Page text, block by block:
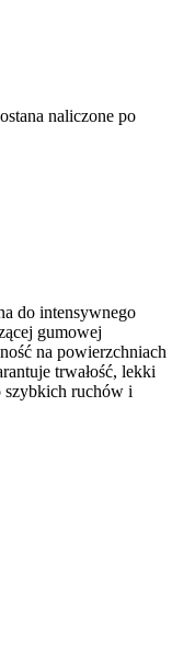
naliczone po
do intensywnego
gumowej
na powierzchniach
trwałość, lekki
szybkich ruchów i